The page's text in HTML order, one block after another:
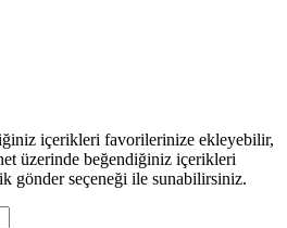
içerikleri favorilerinize ekleyebilir,
üzerinde beğendiğiniz içerikleri
gönder seçeneği ile sunabilirsiniz.